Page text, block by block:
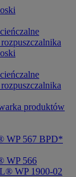
produktów
WP 567 BPD*
WP 566
WP 1900-02